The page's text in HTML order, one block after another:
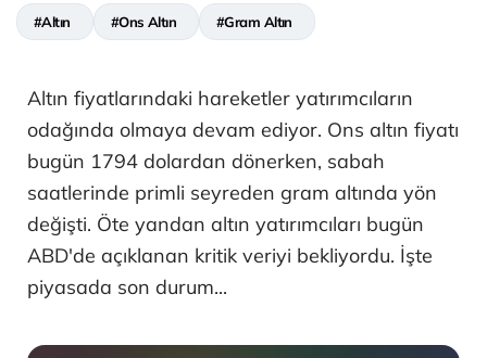
#Altın #Ons Altın #Gram Altın
Altın fiyatlarındaki hareketler yatırımcıların
odağında olmaya devam ediyor. Ons altın fiyatı
bugün 1794 dolardan dönerken, sabah
saatlerinde primli seyreden gram altında yön
değişti. Öte yandan altın yatırımcıları bugün
ABD'de açıklanan kritik veriyi bekliyordu. İşte
piyasada son durum...